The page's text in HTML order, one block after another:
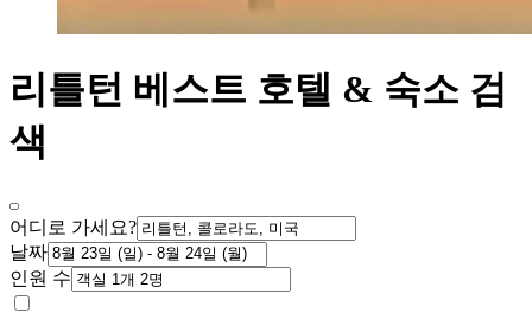
리틀턴 베스트 호텔 & 숙소 검
색
어디로 가세요?
날짜
인원 수